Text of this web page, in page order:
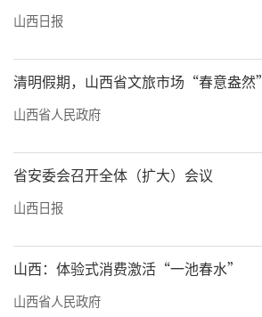
山西日报
清明假期，山西省文旅市场“春意盎然”
山西省人民政府
省安委会召开全体（扩大）会议
山西日报
山西：体验式消费激活“一池春水”
山西省人民政府